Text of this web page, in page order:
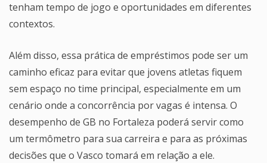
tenham tempo de jogo e oportunidades em diferentes
contextos.
Além disso, essa prática de empréstimos pode ser um
caminho eficaz para evitar que jovens atletas fiquem
sem espaço no time principal, especialmente em um
cenário onde a concorrência por vagas é intensa. O
desempenho de GB no Fortaleza poderá servir como
um termômetro para sua carreira e para as próximas
decisões que o Vasco tomará em relação a ele.